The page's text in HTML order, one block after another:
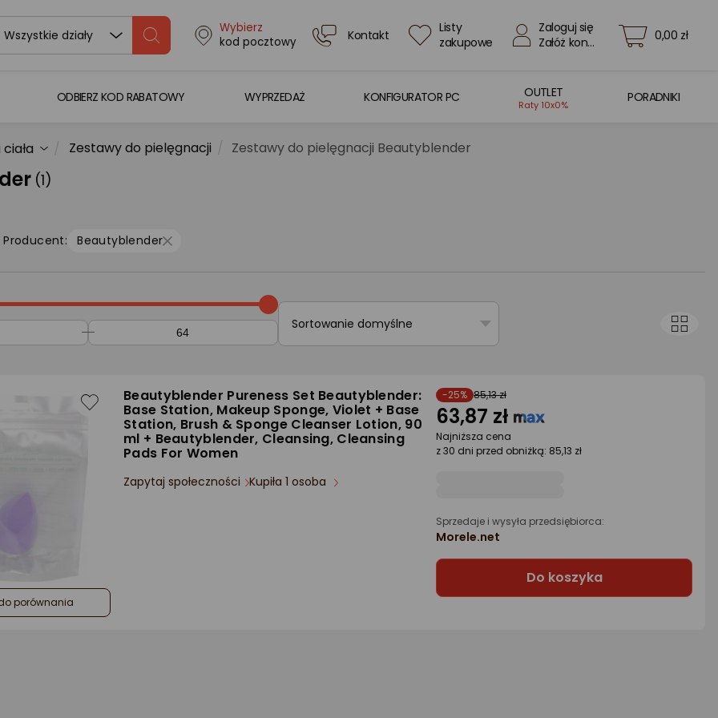
Wszystkie działy
Wybierz
kod pocztowy
Kontakt
Listy
zakupowe
Zaloguj się
Załóż konto
0,00 zł
ODBIERZ KOD RABATOWY WYPRZEDAŻ KONFIGURATOR PC OUTLET
Raty 10x0%
PORADNIKI
Zestawy do pielęgnacji Zestawy do pielęgnacji Beautyblender
(1)
Producent: Beautyblender
Sortowanie domyślne
porównania
Beautyblender Pureness Set Beautyblender:
Base Station, Makeup Sponge, Violet + Base
Station, Brush & Sponge Cleanser Lotion, 90
ml + Beautyblender, Cleansing, Cleansing
Pads For Women
Zapytaj społeczności Kupiła 1 osoba
-25% 85,13 zł
63,87 zł
Najniższa cena
z 30 dni przed obniżką: 85,13 zł
Sprzedaje i wysyła przedsiębiorca:
Morele.net
Do koszyka